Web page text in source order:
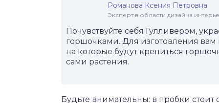
Романова Ксения Петровна
Эксперт в области дизайна
Почувствуйте себя Гулливером,
горшочками. Для изготовления
на которые будут крепиться
сами растения.
Будьте внимательны: в пробки стоит